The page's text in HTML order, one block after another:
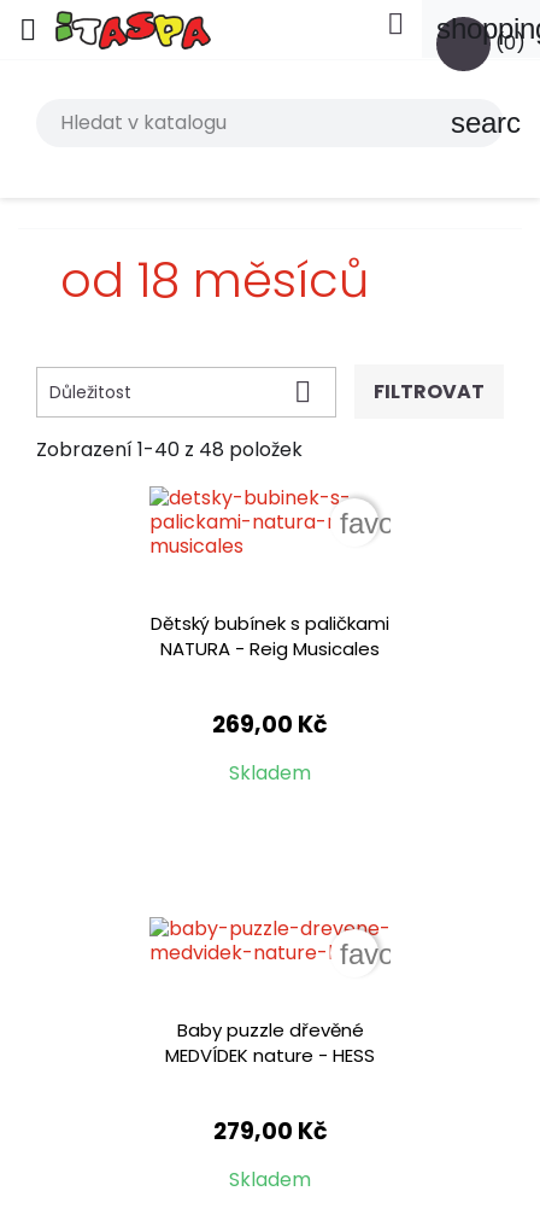
 (0)

search
od 18 měsíců
Důležitost  FILTROVAT
Zobrazení 1-40 z 48 položek
Dětský bubínek s paličkami
NATURA - Reig Musicales
269,00 Kč
Skladem
favorite_border
Baby puzzle dřevěné
MEDVÍDEK nature - HESS
279,00 Kč
Skladem
favorite_border